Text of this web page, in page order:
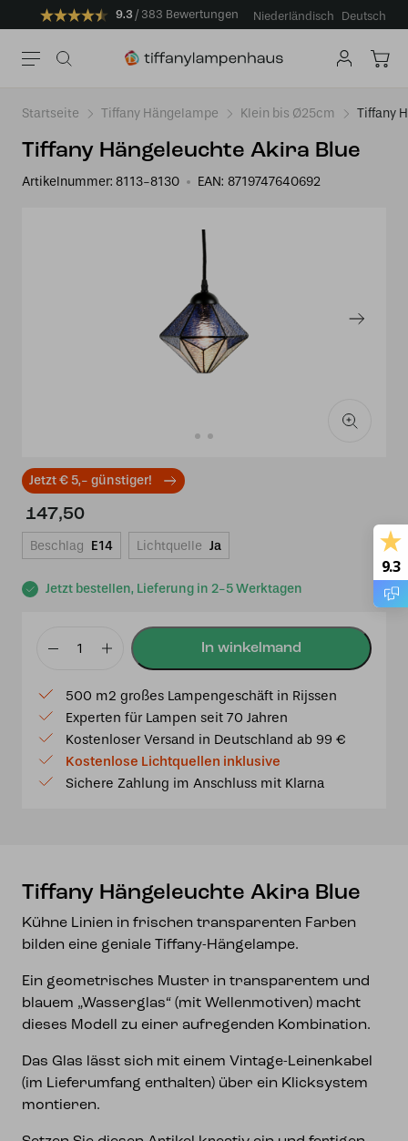
9.3 383 Bewertungen Niederländisch Deutsch
Startseite Tiffany Hängelampe Klein bis Ø25cm Tiffany
Tiffany Hängeleuchte Akira Blue
Artikelnummer: 8113-8130 EAN: 8719747640692
Jetzt € 5,- günstiger!
Jetzt bestellen, Lieferung in 2-5 Werktagen
147,50
Beschlag E14 Lichtquelle Ja
Tiffany
Akira
Blue
Menge
500 m2 großes Lampengeschäft in Rijssen
Experten für Lampen seit 70 Jahren
Kostenloser Versand in Deutschland ab 99 €
Kostenlose Lichtquellen inklusive
Sichere Zahlung im Anschluss mit Klarna
Tiffany Hängeleuchte Akira Blue
Kühne Linien in frischen transparenten Farben
bilden eine geniale Tiffany-Hängelampe.
Ein geometrisches Muster in transparentem und
blauem „Wasserglas“ (mit Wellenmotiven) macht
dieses Modell zu einer aufregenden Kombination.
Das Glas lässt sich mit einem Vintage-Leinenkabel
(im Lieferumfang enthalten) über ein Klicksystem
montieren.
9.3